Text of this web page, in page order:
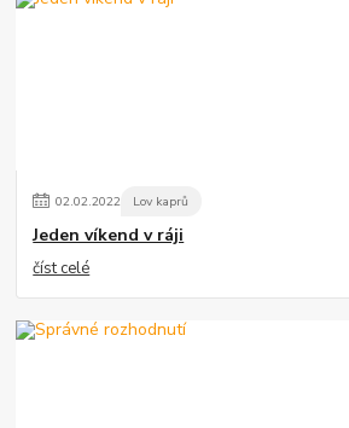
02.02.2022 Lov kaprů
Jeden víkend v ráji
číst celé